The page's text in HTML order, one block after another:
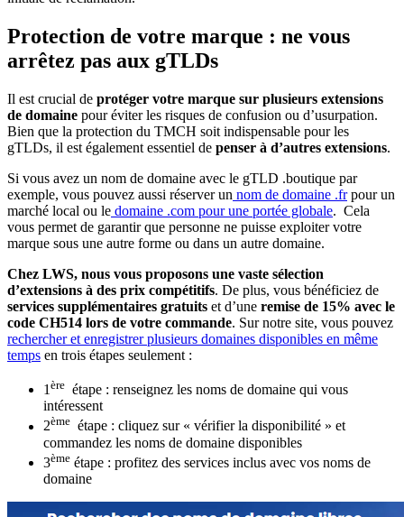
Protection de votre marque : ne vous
arrêtez pas aux gTLDs
Il est crucial de protéger votre marque sur plusieurs extensions
de domaine pour éviter les risques de confusion ou d’usurpation.
Bien que la protection du TMCH soit indispensable pour les
gTLDs, il est également essentiel de penser à d’autres extensions.
Si vous avez un nom de domaine avec le gTLD .boutique par
exemple, vous pouvez aussi réserver un nom de domaine .frpour un
marché local ou le domaine .com pour une portée globale. Cela
vous permet de garantir que personne ne puisse exploiter votre
marque sous une autre forme ou dans un autre domaine.
Chez LWS, nous vous proposons une vaste sélection
d’extensions à des prix compétitifs. De plus, vous bénéficiez de
services supplémentaires gratuits et d’une remise de 15% avec le
code CH514 lors de votre commande. Sur notre site, vous pouvez
rechercher et enregistrer plusieurs domaines disponibles en même
temps en trois étapes seulement :
1 ère étape : renseignez les noms de domaine qui vous
intéressent
2ème étape : cliquez sur « vérifier la disponibilité » et
commandez les noms de domaine disponibles
3ème étape : profitez des services inclus avec vos noms de
domaine